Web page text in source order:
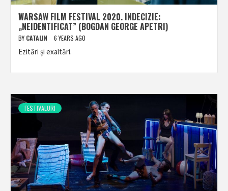
WARSAW FILM FESTIVAL 2020. INDECIZIE:
„NEIDENTIFICAT” (BOGDAN GEORGE APETRI)
BY CATALIN 6 YEARS AGO
Ezitări și exaltări.
FESTIVALURI